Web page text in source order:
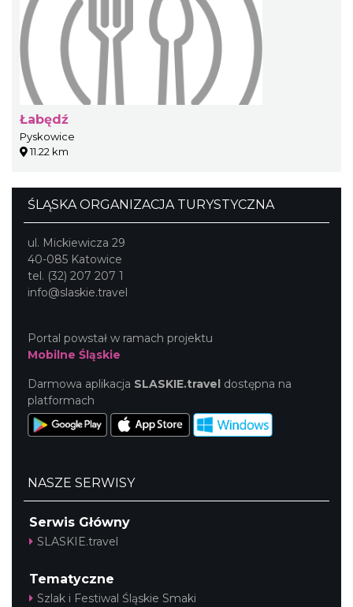
Łabędź
Pyskowice
11.22 km
ŚLĄSKA ORGANIZACJA TURYSTYCZNA
ul. Mickiewicza 29
40-085 Katowice
tel. (32) 207 207 1
info@slaskie.travel
Portal powstał w ramach projektu
Mobilne Śląskie
Darmowa aplikacja SLASKIE.travel dostępna na
platformach
NASZE SERWISY
Serwis Główny
SLASKIE.travel
Tematyczne
Szlak i Festiwal Śląskie Smaki